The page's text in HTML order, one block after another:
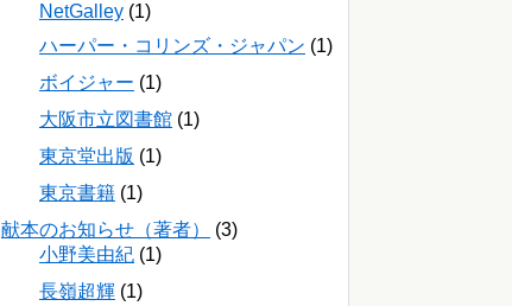
NetGalley (1)
ハーパー・コリンズ・ジャパン (1)
ボイジャー (1)
大阪市立図書館 (1)
東京堂出版 (1)
東京書籍 (1)
献本のお知らせ（著者）
(3)
小野美由紀 (1)
長嶺超輝 (1)